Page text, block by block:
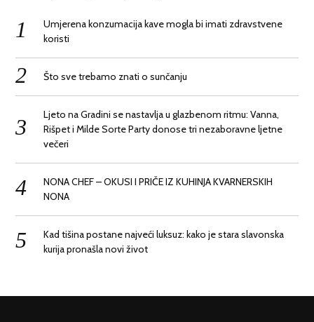
Umjerena konzumacija kave mogla bi imati zdravstvene
koristi
Što sve trebamo znati o sunčanju
Ljeto na Gradini se nastavlja u glazbenom ritmu: Vanna,
Rišpet i Milde Sorte Party donose tri nezaboravne ljetne
večeri
NONA CHEF – OKUSI I PRIČE IZ KUHINJA KVARNERSKIH
NONA
Kad tišina postane najveći luksuz: kako je stara slavonska
kurija pronašla novi život